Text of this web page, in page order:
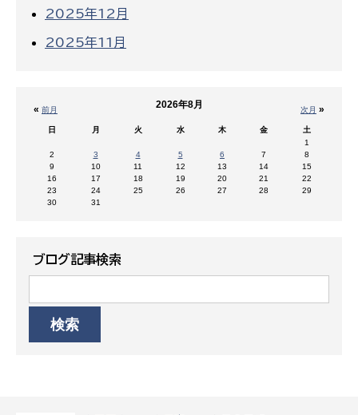
2025年12月
2025年11月
« 前月 次月 »
2026年8月
日 月 火 水 木 金
土
1
2
3 4 5 6 7
8
9
10 11 12 13 14
15
16
17 18 19 20 21
22
23
24 25 26 27 28
29
30
31
ブログ記事検索